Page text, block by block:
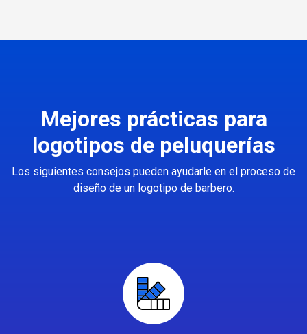
Mejores prácticas para
logotipos de peluquerías
Los siguientes consejos pueden ayudarle en el proceso de
diseño de un logotipo de barbero.